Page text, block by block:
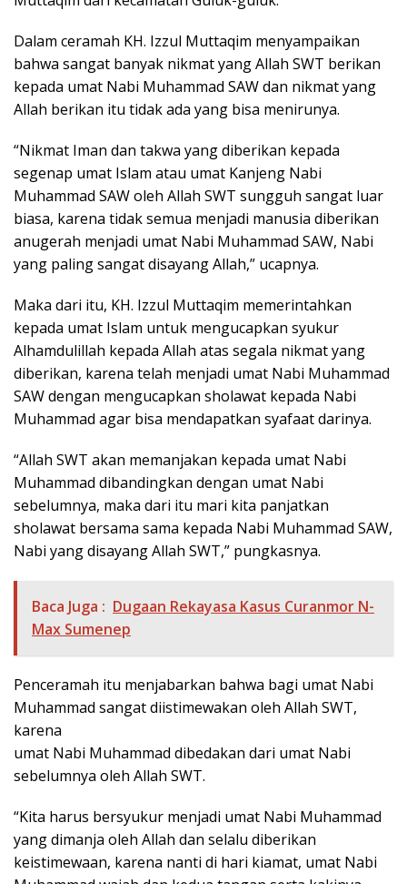
Dalam ceramah KH. Izzul Muttaqim menyampaikan
bahwa sangat banyak nikmat yang Allah SWT berikan
kepada umat Nabi Muhammad SAW dan nikmat yang
Allah berikan itu tidak ada yang bisa menirunya.
“Nikmat Iman dan takwa yang diberikan kepada
segenap umat Islam atau umat Kanjeng Nabi
Muhammad SAW oleh Allah SWT sungguh sangat luar
biasa, karena tidak semua menjadi manusia diberikan
anugerah menjadi umat Nabi Muhammad SAW, Nabi
yang paling sangat disayang Allah,” ucapnya.
Maka dari itu, KH. Izzul Muttaqim memerintahkan
kepada umat Islam untuk mengucapkan syukur
Alhamdulillah kepada Allah atas segala nikmat yang
diberikan, karena telah menjadi umat Nabi Muhammad
SAW dengan mengucapkan sholawat kepada Nabi
Muhammad agar bisa mendapatkan syafaat darinya.
“Allah SWT akan memanjakan kepada umat Nabi
Muhammad dibandingkan dengan umat Nabi
sebelumnya, maka dari itu mari kita panjatkan
sholawat bersama sama kepada Nabi Muhammad SAW,
Nabi yang disayang Allah SWT,” pungkasnya.
Baca Juga : Dugaan Rekayasa Kasus Curanmor N-
Max Sumenep
Penceramah itu menjabarkan bahwa bagi umat Nabi
Muhammad sangat diistimewakan oleh Allah SWT,
karena
umat Nabi Muhammad dibedakan dari umat Nabi
sebelumnya oleh Allah SWT.
“Kita harus bersyukur menjadi umat Nabi Muhammad
yang dimanja oleh Allah dan selalu diberikan
keistimewaan, karena nanti di hari kiamat, umat Nabi